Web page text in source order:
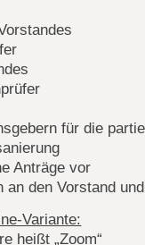
für die
Anträge vor
an den Vorstand
Variante:
heißt „Zoom“